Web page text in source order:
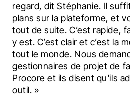
regard, dit Stéphanie. Il
plans sur la plateforme, et
tout de suite. C’est rapide,
y est. C’est clair et c’est la
tout le monde. Nous
gestionnaires de projet de
Procore et ils disent qu'ils
outil. »